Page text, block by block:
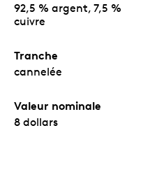
92,5 % argent, 7,5 %
cuivre
Tranche
cannelée
Valeur nominale
8 dollars